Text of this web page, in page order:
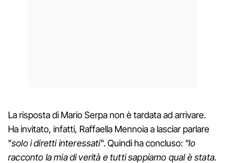
La risposta di Mario Serpa non è tardata ad arrivare.
Ha invitato, infatti, Raffaella Mennoia a lasciar parlare
"solo i diretti interessati". Quindi ha concluso: "Io
racconto la mia di verità e tutti sappiamo qual è stata.